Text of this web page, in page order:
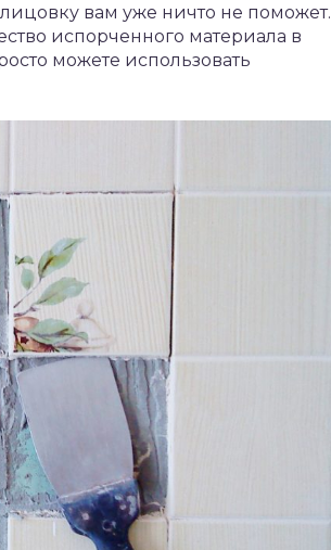
вам уже ничто не поможет.
испорченного материала в
можете использовать